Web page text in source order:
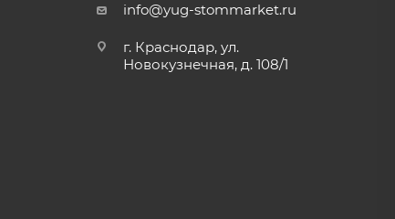
info@yug-stommarket.ru
г. Краснодар, ул.
Новокузнечная, д. 108/1